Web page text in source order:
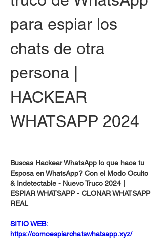
para espiar los
chats de otra
persona |
HACKEAR
WHATSAPP 2024
Buscas Hackear WhatsApp lo que hace tu
Esposa en WhatsApp? Con el Modo Oculto
& Indetectable - Nuevo Truco 2024 |
ESPIAR WHATSAPP - CLONAR WHATSAPP
REAL
SITIO WEB:
https://comoespiarchatswhatsapp.xyz/